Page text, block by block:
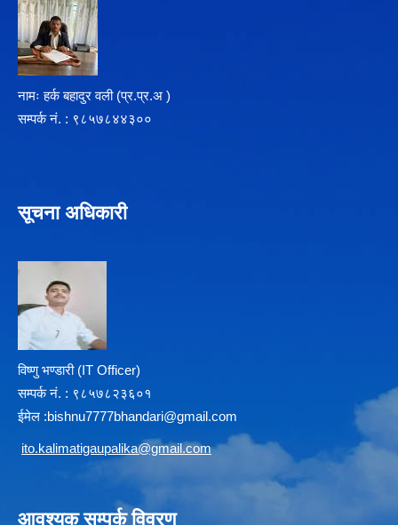
नामः हर्क बहादुर वली (प्र‍.प्र.अ )
सम्पर्क न‌ं. : ९८५७८४४३००
सूचना अधिकारी
विष्णु भण्डारी (IT Officer)
सम्पर्क न‌ं. : ९८५७८२३६०१
ईमेल :bishnu7777bhandari@gmail.com
ito.kalimatigaupalika@gmail.com
आवश्यक सम्पर्क विवरण